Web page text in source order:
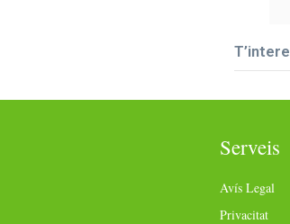
Serveis
Avís Legal
Privacitat